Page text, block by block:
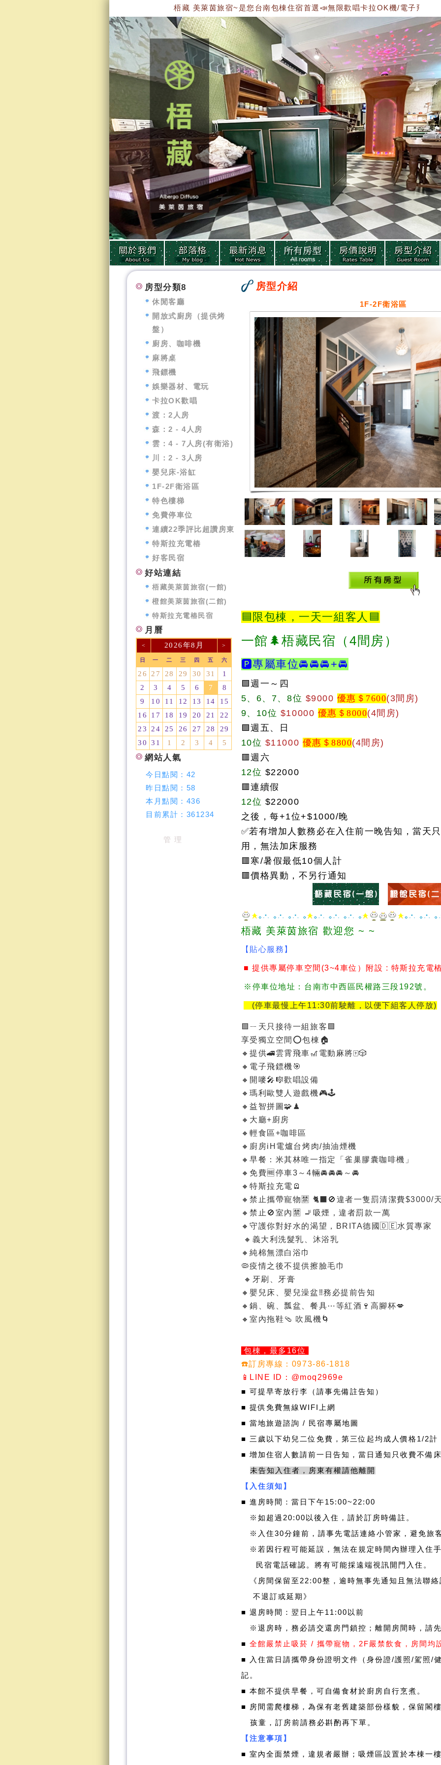
梧藏 美萊茵旅宿~是您台南包棟住宿首選📣無限歡唱卡拉OK機/電子飛鏢機/
房型介紹
1F-2F衛浴區
🟦 限包棟，一天一組客人🟦
一館🌲梧藏民宿（4間房）
🅿️專屬車位🚘🚘🚘 +🚘
🟩週一～四
5、6、7、8位 $9000 優惠＄7600(3間房)
9、10位 $10000 優惠＄8000(4間房)
🟩週五、日
10位 $11000 優惠＄8800(4間房)
🟥週六
12位 $22000
🟥連續假
12位 $22000
之後，每+1位+$1000/晚
✅若有增加人數務必在入住前一晚告知，當天
用，無法加床服務
🟥寒/暑假最低10個人計
🟥價格異動，不另行通知
梧藏 美萊茵旅宿 歡迎您 ~ ~
【貼心服務】
■ 提供專屬停車空間(3~4車位）附設 : 特斯拉充電
※停車位地址：台南市中西區民權路三段192號。
(停車最慢上午11:30前駛離，以便下組客人停放)
🟩ㄧ天只接待一組旅客🟩
享受獨立空間⭕️包棟🏠
🔸提供🚄雲霄飛車🎢電動麻將🀄️🎲
🔸電子飛鏢機🎯
🔸開嘜🎤🎼歡唱設備
🔸瑪利歐雙人遊戲機🎮🕹
🔸益智拼圖🧩♟
🔸大廳+廚房
🔸輕食區+咖啡區
🔸廚房iH電爐台烤肉/抽油煙機
🔸早餐：米其林唯一指定「雀巢膠囊咖啡機」
🔸免費🆓停車3～4輛🚘🚘🚘～🚘
🔸特斯拉充電🪫
🔸禁止攜帶寵物🈲️ 🐈‍⬛🚫違者一隻罰清潔費$3000/
🔸禁止🚫室內🈲️ 🚬吸煙，違者罰款一萬
🔸守護你對好水的渴望，BRITA德國🇩🇪水質專家
🔸義大利洗髮乳、沐浴乳
🔸純棉無漂白浴巾
🦠疫情之後不提供擦臉毛巾
🔸牙刷、牙膏
🔸嬰兒床、嬰兒澡盆‼️務必提前告知
🔸鍋、碗、瓢盆、餐具⋯等紅酒🍷高腳杯💋
🔸室內拖鞋🩴 吹風機🌀
包棟，最多16位
☎️訂房專線：0973-86-1818
📱LINE ID：@moq2969e
■ 可提早寄放行李（請事先備註告知）
■ 提供免費無線WIFI上網
■ 當地旅遊諮詢 / 民宿專屬地圖
■ 三歲以下幼兒二位免費，第三位起均成人價格1/2計
​■ 增加住宿人數請前一日告知，當日通知只收費不備
未告知入住者，房東有權請他離開
【入住須知】
■ 進房時間：當日下午15:00~22:00
※ 如超過20:00以後入住，請於訂房時備註。
※ 入住30分鐘前，請事先電話連絡小管家，避免旅
※若因行程可能延誤，無法在規定時間內辦理入住
民宿電話確認。將有可能採遠端視訊開門入住。
《房間保留至22:00整，逾時無事先通知且無法聯絡
不退訂或延期》
■ 退房時間：翌日上午11:00以前
※ 退房時，務必請交還房門鎖控；離開房間時，請
■ 全館嚴禁止吸菸 / 攜帶寵物，2F嚴禁飲食，房間均
■ 入住當日請攜帶身份證明文件（身份證/護照/駕照/
記。
■ 本館不提供早餐，可自備食材於廚房自行烹煮。
■ 房間需爬樓梯，為保有老舊建築部份樣貌，保留閣
孩童，訂房前請務必斟酌再下單。
【注意事項】
■ 室內全面禁煙，違規者嚴辦；吸煙區設置於本棟一
房型分類8
休閒客廳
開放式廚房（提供烤
盤）
廚房、咖啡機
麻將桌
飛鏢機
娛樂器材、電玩
卡拉OK歡唱
渡：2人房
森：2 - 4人房
雲：4 - 7人房(有衛浴)
川：2 - 3人房
嬰兒床-浴缸
1F-2F衛浴區
特色樓梯
免費停車位
連續22季評比超讚房東
特斯拉充電樁
好客民宿
好站連結
梧藏美萊茵旅宿(一館)
橙館美萊茵旅宿(二館)
特斯拉充電樁民宿
月曆
< 2026年8月 >
日 一 二 三 四 五 六
26 27 28 29 30 31
1
2
3 4 5 6 7
8
9
10 11 12 13 14
15
16
17 18 19 20 21
22
23
24 25 26 27 28
29
30
31 1 2 3 4 5
網站人氣
今日點閱： 42
昨日點閱： 58
本月點閱： 436
目前累計： 361234
管 理